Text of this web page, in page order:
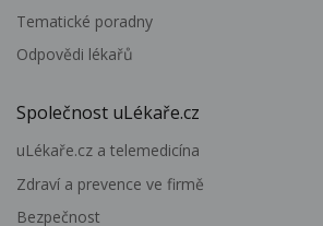
Tematické poradny
Odpovědi lékařů
Společnost uLékaře.cz
uLékaře.cz a telemedicína
Zdraví a prevence ve firmě
Bezpečnost